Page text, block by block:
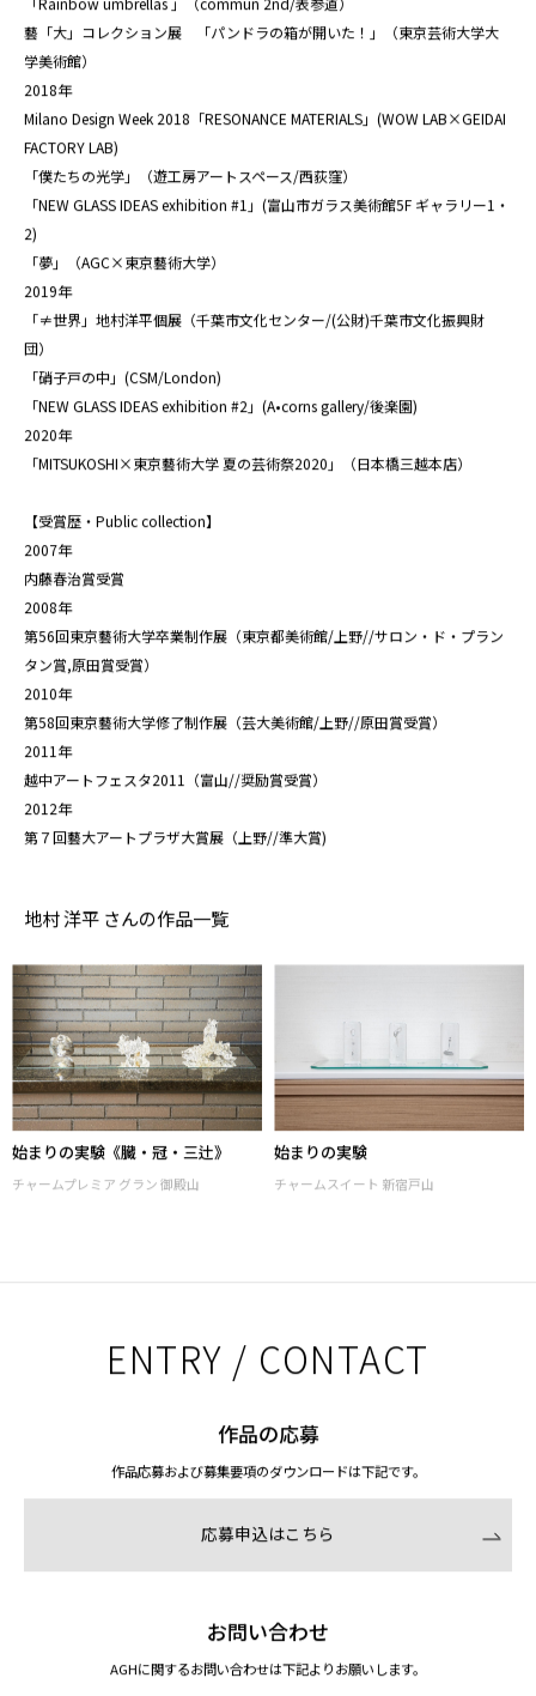
「Rainbow umbrellas 」（commun 2nd/表参道）
藝「大」コレクション展 「パンドラの箱が開いた！」（東京芸術大学大
学美術館）
2018年
Milano Design Week 2018「RESONANCE MATERIALS」(WOW LAB×GEIDAI
FACTORY LAB)
「僕たちの光学」（遊工房アートスペース/西荻窪）
「NEW GLASS IDEAS exhibition #1」(富山市ガラス美術館5F ギャラリー1・
2)
「夢」（AGC×東京藝術大学）
2019年
「≠世界」地村洋平個展（千葉市文化センター/(公財)千葉市文化振興財
団）
「硝子戸の中」(CSM/London)
「NEW GLASS IDEAS exhibition #2」(A•corns gallery/後楽園)
2020年
「MITSUKOSHI×東京藝術大学 夏の芸術祭2020」（日本橋三越本店）
【受賞歴・Public collection】
2007年
内藤春治賞受賞
2008年
第56回東京藝術大学卒業制作展（東京都美術館/上野//サロン・ド・プラン
タン賞,原田賞受賞）
2010年
第58回東京藝術大学修了制作展（芸大美術館/上野//原田賞受賞）
2011年
越中アートフェスタ2011（富山//奨励賞受賞）
2012年
第７回藝大アートプラザ大賞展（上野//準大賞)
地村 洋平 さんの作品一覧
始まりの実験《臓・冠・三辻》
チャームプレミア グラン 御殿山
始まりの実験
チャームスイート 新宿戸山
ENTRY / CONTACT
作品の応募
作品応募および募集要項のダウンロードは下記です。
応募申込はこちら
お問い合わせ
AGHに関するお問い合わせは下記よりお願いします。